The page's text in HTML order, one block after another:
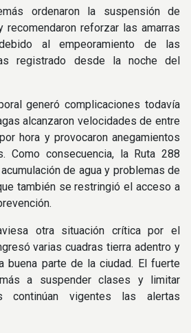
ordenaron la suspensión de
recomendaron reforzar las amarras
al empeoramiento de las
registrado desde la noche del
generó complicaciones todavía
alcanzaron velocidades de entre
hora y provocaron anegamientos
Como consecuencia, la Ruta 288
de agua y problemas de
también se restringió el acceso a
otra situación crítica por el
varias cuadras tierra adentro y
buena parte de la ciudad. El fuerte
a suspender clases y limitar
continúan vigentes las alertas